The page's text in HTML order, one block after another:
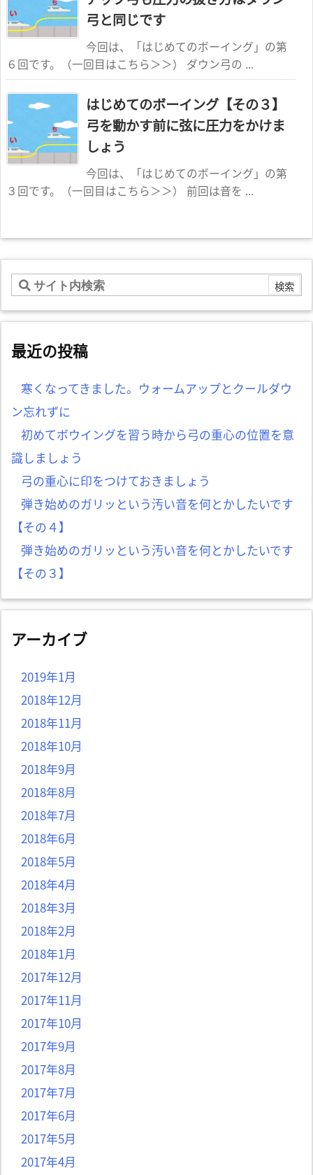
弓と同じです
今回は、「はじめてのボーイング」の第
６回です。（一回目はこちら＞＞） ダウン弓の ...
はじめてのボーイング【その３】
弓を動かす前に弦に圧力をかけま
しょう
今回は、「はじめてのボーイング」の第
３回です。（一回目はこちら＞＞） 前回は音を ...
最近の投稿
寒くなってきました。ウォームアップとクールダウ
ン忘れずに
初めてボウイングを習う時から弓の重心の位置を意
識しましょう
弓の重心に印をつけておきましょう
弾き始めのガリッという汚い音を何とかしたいです
【その４】
弾き始めのガリッという汚い音を何とかしたいです
【その３】
アーカイブ
2019年1月
2018年12月
2018年11月
2018年10月
2018年9月
2018年8月
2018年7月
2018年6月
2018年5月
2018年4月
2018年3月
2018年2月
2018年1月
2017年12月
2017年11月
2017年10月
2017年9月
2017年8月
2017年7月
2017年6月
2017年5月
2017年4月